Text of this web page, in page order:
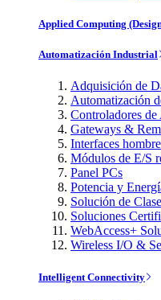
Applied Computing
Automatización Industrial
Adquisición de
Automatización
Controladores
Gateways &
Interfaces
Módulos de E/S
Panel PCs
Potencia y
Solución de
Soluciones
WebAccess+
Wireless I/O &
Intelligent Connectivity